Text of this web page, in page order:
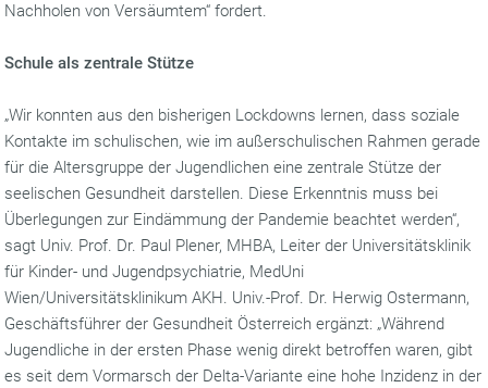
Nachholen von Versäumtem“ fordert.
Schule als zentrale Stütze
„Wir konnten aus den bisherigen Lockdowns lernen, dass soziale
Kontakte im schulischen, wie im außerschulischen Rahmen gerade
für die Altersgruppe der Jugendlichen eine zentrale Stütze der
seelischen Gesundheit darstellen. Diese Erkenntnis muss bei
Überlegungen zur Eindämmung der Pandemie beachtet werden“,
sagt Univ. Prof. Dr. Paul Plener, MHBA, Leiter der Universitätsklinik
für Kinder- und Jugendpsychiatrie, MedUni
Wien/Universitätsklinikum AKH. Univ.-Prof. Dr. Herwig Ostermann,
Geschäftsführer der Gesundheit Österreich ergänzt: „Während
Jugendliche in der ersten Phase wenig direkt betroffen waren, gibt
es seit dem Vormarsch der Delta-Variante eine hohe Inzidenz in der